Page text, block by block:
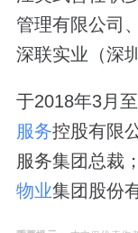
管理有限公司
深联实业（深
于2018年3月
服务控股有限
服务集团总裁
物业集团股份